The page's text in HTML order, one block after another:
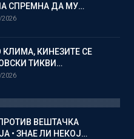
СПРЕМНА ДА МУ…
2026
КЛИМА, КИНЕЗИТЕ СЕ
ТИКВИ…
2026
ВЕШТАЧКА
• ЗНАЕ ЛИ НЕКОЈ…